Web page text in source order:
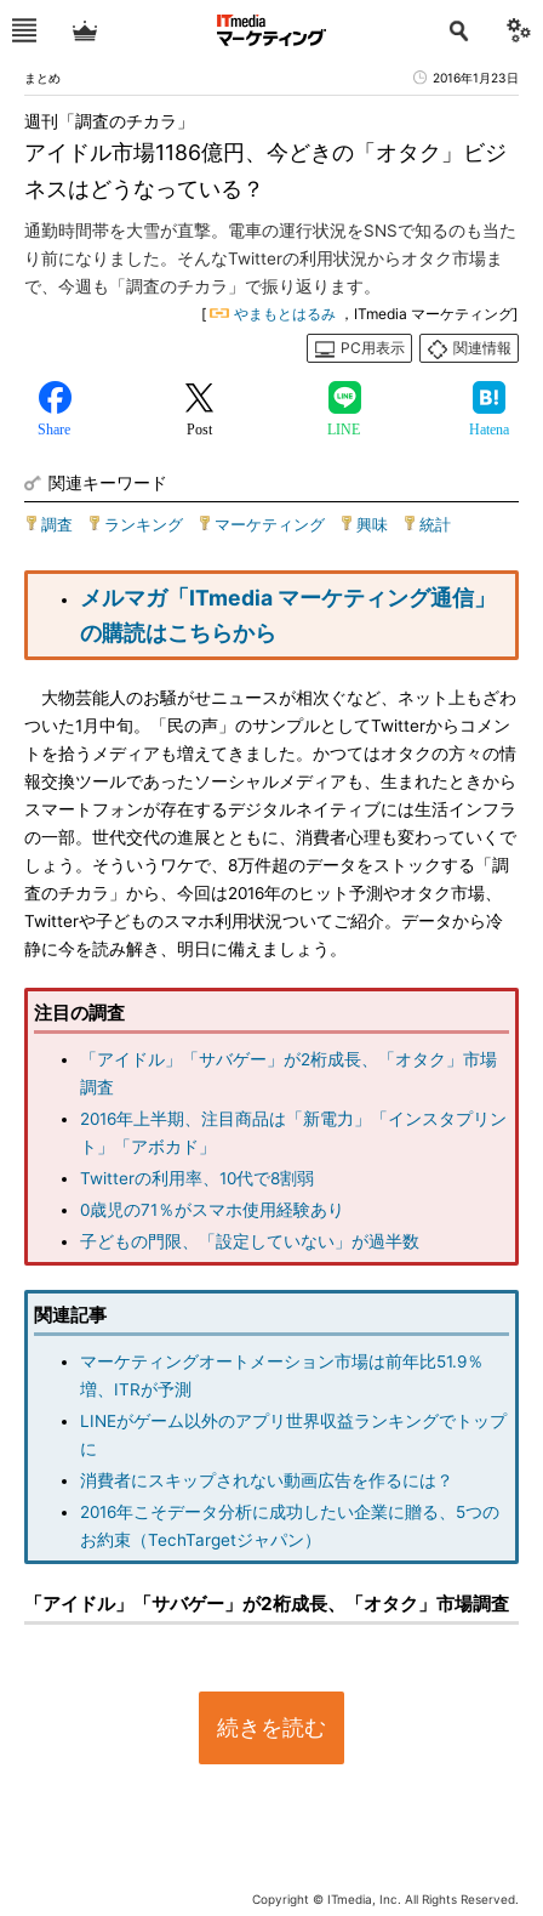
まとめ 2016年1月23日
アイドル市場1186億円、今どきの「オタク」ビジ
ネスはどうなっている？
週刊「調査のチカラ」
通勤時間帯を大雪が直撃。電車の運行状況をSNSで知るのも当た
り前になりました。そんなTwitterの利用状況からオタク市場ま
で、今週も「調査のチカラ」で振り返ります。
[ やまもとはるみ ，ITmedia マーケティング]
PC用表示
関連情報
Share Post LINE Hatena
関連キーワード
調査 ランキング マーケティング 興味 統計
メルマガ「ITmedia マーケティング通信」
の購読はこちらから
大物芸能人のお騒がせニュースが相次ぐなど、ネット上もざわ
ついた1月中旬。「民の声」のサンプルとしてTwitterからコメン
トを拾うメディアも増えてきました。かつてはオタクの方々の情
報交換ツールであったソーシャルメディアも、生まれたときから
スマートフォンが存在するデジタルネイティブには生活インフラ
の一部。世代交代の進展とともに、消費者心理も変わっていくで
しょう。そういうワケで、8万件超のデータをストックする「調
査のチカラ」から、今回は2016年のヒット予測やオタク市場、
Twitterや子どものスマホ利用状況ついてご紹介。データから冷
静に今を読み解き、明日に備えましょう。
注目の調査
「アイドル」「サバゲー」が2桁成長、「オタク」市場
調査
2016年上半期、注目商品は「新電力」「インスタプリン
ト」「アボカド」
Twitterの利用率、10代で8割弱
0歳児の71％がスマホ使用経験あり
子どもの門限、「設定していない」が過半数
関連記事
マーケティングオートメーション市場は前年比51.9％
増、ITRが予測
LINEがゲーム以外のアプリ世界収益ランキングでトップ
に
消費者にスキップされない動画広告を作るには？
2016年こそデータ分析に成功したい企業に贈る、5つの
お約束（TechTargetジャパン）
「アイドル」「サバゲー」が2桁成長、「オタク」市場調査
続きを読む
Copyright © ITmedia, Inc. All Rights Reserved.